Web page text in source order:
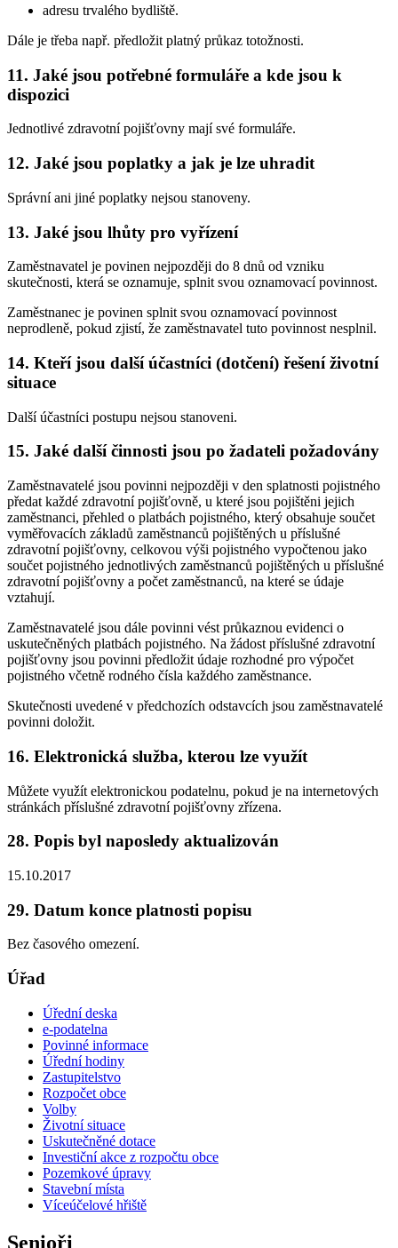
adresu trvalého bydliště.
Dále je třeba např. předložit platný průkaz totožnosti.
11. Jaké jsou potřebné formuláře a kde jsou k
dispozici
Jednotlivé zdravotní pojišťovny mají své formuláře.
12. Jaké jsou poplatky a jak je lze uhradit
Správní ani jiné poplatky nejsou stanoveny.
13. Jaké jsou lhůty pro vyřízení
Zaměstnavatel je povinen nejpozději do 8 dnů od vzniku
skutečnosti, která se oznamuje, splnit svou oznamovací povinnost.
Zaměstnanec je povinen splnit svou oznamovací povinnost
neprodleně, pokud zjistí, že zaměstnavatel tuto povinnost nesplnil.
14. Kteří jsou další účastníci (dotčení) řešení životní
situace
Další účastníci postupu nejsou stanoveni.
15. Jaké další činnosti jsou po žadateli požadovány
Zaměstnavatelé jsou povinni nejpozději v den splatnosti pojistného
předat každé zdravotní pojišťovně, u které jsou pojištěni jejich
zaměstnanci, přehled o platbách pojistného, který obsahuje součet
vyměřovacích základů zaměstnanců pojištěných u příslušné
zdravotní pojišťovny, celkovou výši pojistného vypočtenou jako
součet pojistného jednotlivých zaměstnanců pojištěných u příslušné
zdravotní pojišťovny a počet zaměstnanců, na které se údaje
vztahují.
Zaměstnavatelé jsou dále povinni vést průkaznou evidenci o
uskutečněných platbách pojistného. Na žádost příslušné zdravotní
pojišťovny jsou povinni předložit údaje rozhodné pro výpočet
pojistného včetně rodného čísla každého zaměstnance.
Skutečnosti uvedené v předchozích odstavcích jsou zaměstnavatelé
povinni doložit.
16. Elektronická služba, kterou lze využít
Můžete využít elektronickou podatelnu, pokud je na internetových
stránkách příslušné zdravotní pojišťovny zřízena.
28. Popis byl naposledy aktualizován
15.10.2017
29. Datum konce platnosti popisu
Bez časového omezení.
Úřad
Úřední deska
e-podatelna
Povinné informace
Úřední hodiny
Zastupitelstvo
Rozpočet obce
Volby
Životní situace
Uskutečněné dotace
Investiční akce z rozpočtu obce
Pozemkové úpravy
Stavební místa
Víceúčelové hřiště
Senioři